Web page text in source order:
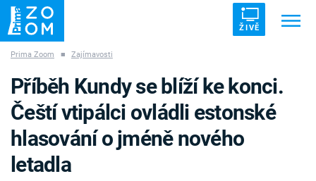
ŽIVĚ
ZÁHADY VETŘELCI DÁVNOVĚKU
Prima Zoom ■ Zajímavosti
Příběh Kundy se blíží ke konci.
Čeští vtipálci ovládli estonské
hlasování o jméně nového
letadla